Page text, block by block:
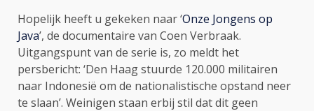
Hopelijk heeft u gekeken naar ‘Onze Jongens op
Java’, de documentaire van Coen Verbraak.
Uitgangspunt van de serie is, zo meldt het
persbericht: ‘Den Haag stuurde 120.000 militairen
naar Indonesië om de nationalistische opstand neer
te slaan’. Weinigen staan erbij stil dat dit geen